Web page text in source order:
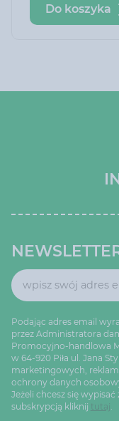
Do koszyka
Podając adres email
przez Administratora
Promocyjno-handlowa
w 64-920 Piła ul. Jana
marketingowych,
ochrony danych
Jeżeli chcesz się
subskrypcją kliknij tutaj